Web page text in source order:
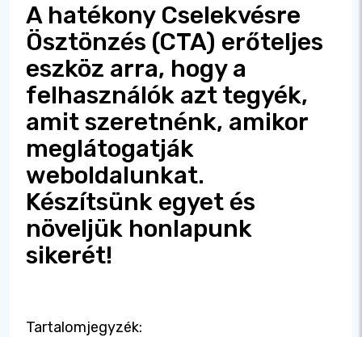
A hatékony Cselekvésre
Ösztönzés (CTA) erőteljes
eszköz arra, hogy a
felhasználók azt tegyék,
amit szeretnénk, amikor
meglátogatják
weboldalunkat.
Készítsünk egyet és
növeljük honlapunk
sikerét!
Tartalomjegyzék: